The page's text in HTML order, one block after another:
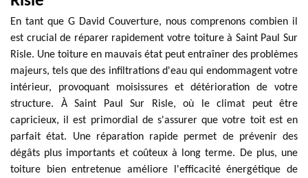
En tant que G David Couverture, nous comprenons combien il
est crucial de réparer rapidement votre toiture à Saint Paul Sur
Risle. Une toiture en mauvais état peut entraîner des problèmes
majeurs, tels que des infiltrations d'eau qui endommagent votre
intérieur, provoquant moisissures et détérioration de votre
structure. À Saint Paul Sur Risle, où le climat peut être
capricieux, il est primordial de s'assurer que votre toit est en
parfait état. Une réparation rapide permet de prévenir des
dégâts plus importants et coûteux à long terme. De plus, une
toiture bien entretenue améliore l'efficacité énergétique de